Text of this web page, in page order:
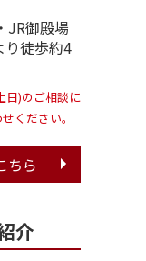
JR御殿場
り徒歩約4
日)のご相談に
ください。
ちら
介